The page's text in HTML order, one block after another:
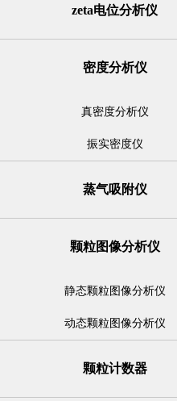
zeta电位分析仪
密度分析仪
真密度分析仪
振实密度仪
蒸气吸附仪
颗粒图像分析仪
静态颗粒图像分析仪
动态颗粒图像分析仪
颗粒计数器